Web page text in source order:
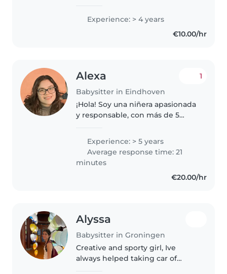
citizen and I recently moved to
the Netherlands a few months
ago. I am currently adapting..
Experience: > 4 years
€10.00/hr
Alexa
Babysitter in Eindhoven
1
¡Hola! Soy una niñera apasionada
y responsable, con más de 5
de todas las edades. Soy
psicóloga educativa
especializada en niños, terapeuta
de desarrollo..
Experience: > 5 years
Average response time: 21
minutes
€20.00/hr
Alyssa
Babysitter in Groningen
Creative and sporty girl, Ive
always helped taking car of